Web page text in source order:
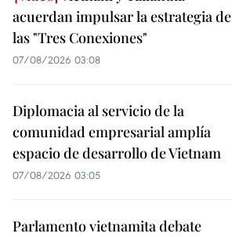
acuerdan impulsar la estrategia de
las "Tres Conexiones"
07/08/2026 03:08
Diplomacia al servicio de la
comunidad empresarial amplía
espacio de desarrollo de Vietnam
07/08/2026 03:05
Parlamento vietnamita debate